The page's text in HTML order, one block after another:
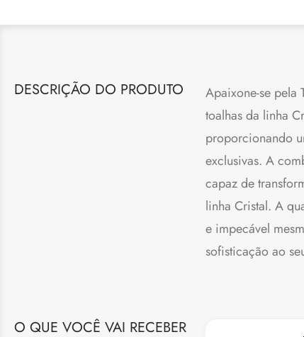
DESCRIÇÃO DO PRODUTO
Apaixone-se pela
toalhas da linha
proporcionando
exclusivas. A
capaz de
linha Cristal. A
e impecável
sofisticação ao
O QUE VOCÊ VAI RECEBER